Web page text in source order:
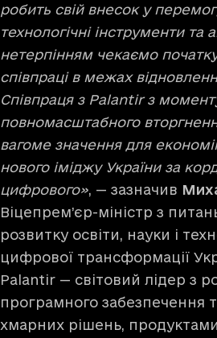
робить свій внесок у
технологічні інструменти та
нетерпінням чекаємо
співпраці в межах
Співпраця з Palantir з
повномасштабного
вагоме значення для
нового іміджу України за
цифрового», — зазначив
Віцепрем’єр-міністр з
розвитку освіти, науки і
цифрової трансформації
Palantir — світовий лідер з
програмного забезпечення
хмарних рішень,